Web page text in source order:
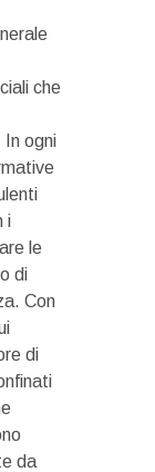
che
In ogni
i
le
di
Con
di
da